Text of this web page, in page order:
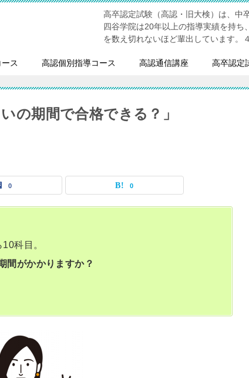
高卒認定試験（高認・旧大検）は、中
四谷学院は20年以上の指導実績を持
を数え切れないほど輩出しています。
ス 高認個別指導コース 高認通信講座 高卒認定
の期間で合格できる？」
0 0
科目。
間がかかりますか？